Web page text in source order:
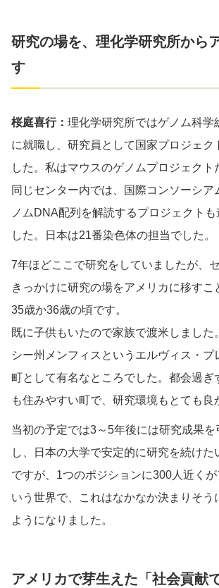
研究の場を、理化学研究所から
す
桜庭喜行： 理化学研究所ではゲノム科学
に就職し、研究員として国家プロジェク
した。私はマウスのゲノムプロジェクト
同じセンター内では、国際コンソーシア
ノムDNA配列を解読するプロジェクトも
した。日本は21番染色体の担当でした。
7年ほどここで研究をしていましたが、
きっかけに研究の場をアメリカに移すこ
35歳か36歳の頃です。
既に子供もいたので家族で渡米しました
シー州メンフィスというエルヴィス・プ
町として有名なところでした。都会過ぎ
も住みやすい町で、研究環境もとても良
当初の予定では3～5年後には研究成果を
し、日本の大学で安定的に研究を続けた
ですが、1つのポジションに300人近く
いう世界で、これはなかなか決まりそう
ようになりました。
アメリカで芽生えた「社会貢献